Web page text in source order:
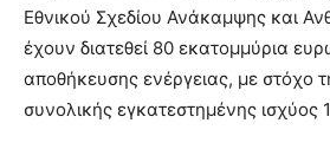
Εθνικού Σχεδίου Ανάκαμψης και
έχουν διατεθεί 80 εκατομμύρια
αποθήκευσης ενέργειας, με στόχο
συνολικής εγκατεστημένης ισχύος